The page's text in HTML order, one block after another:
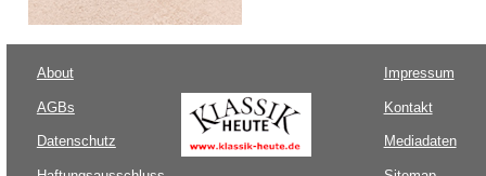
About
AGBs
Datenschutz
Impressum
Kontakt
Mediadaten